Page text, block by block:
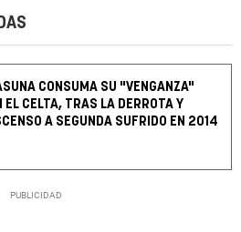
CONSUMA SU "VENGANZA"
EL CELTA, TRAS LA DERROTA Y
A SEGUNDA SUFRIDO EN 2014